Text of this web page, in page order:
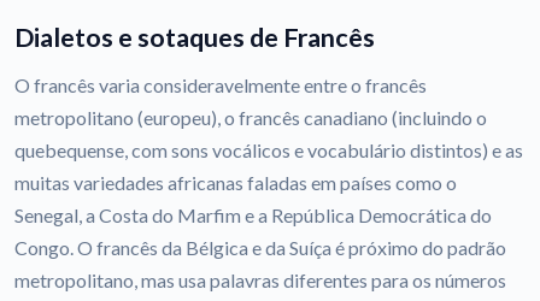
Dialetos e sotaques de Francês
O francês varia consideravelmente entre o francês
metropolitano (europeu), o francês canadiano (incluindo o
quebequense, com sons vocálicos e vocabulário distintos) e as
muitas variedades africanas faladas em países como o
Senegal, a Costa do Marfim e a República Democrática do
Congo. O francês da Bélgica e da Suíça é próximo do padrão
metropolitano, mas usa palavras diferentes para os números